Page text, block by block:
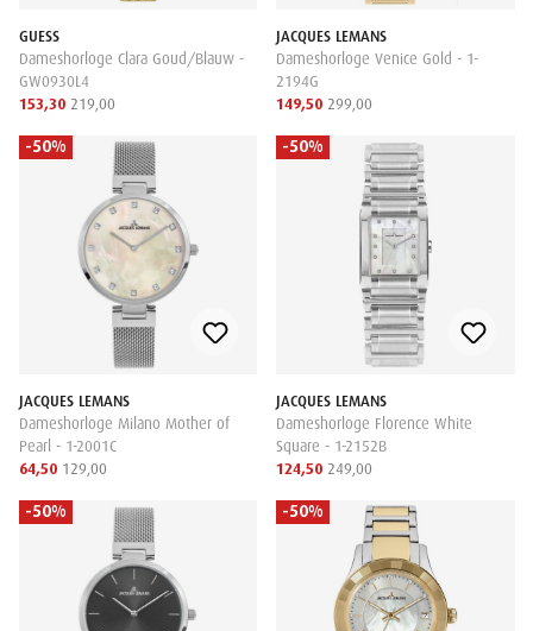
GUESS
Dameshorloge Clara Goud/Blauw -
GW0930L4
153,30 219,00
JACQUES LEMANS
Dameshorloge Venice Gold - 1-
2194G
149,50 299,00
-50%
JACQUES LEMANS
Dameshorloge Milano Mother of
Pearl - 1-2001C
64,50 129,00
-50%
JACQUES LEMANS
Dameshorloge Florence White
Square - 1-2152B
124,50 249,00
-50% -50%